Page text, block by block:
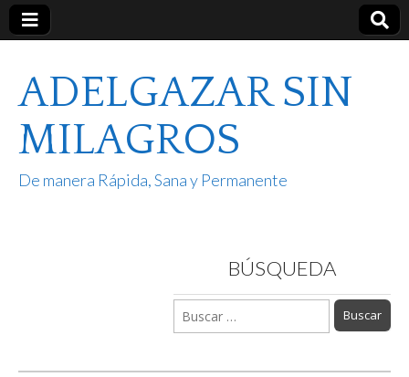
ADELGAZAR SIN
MILAGROS
De manera Rápida, Sana y Permanente
BÚSQUEDA
Buscar: